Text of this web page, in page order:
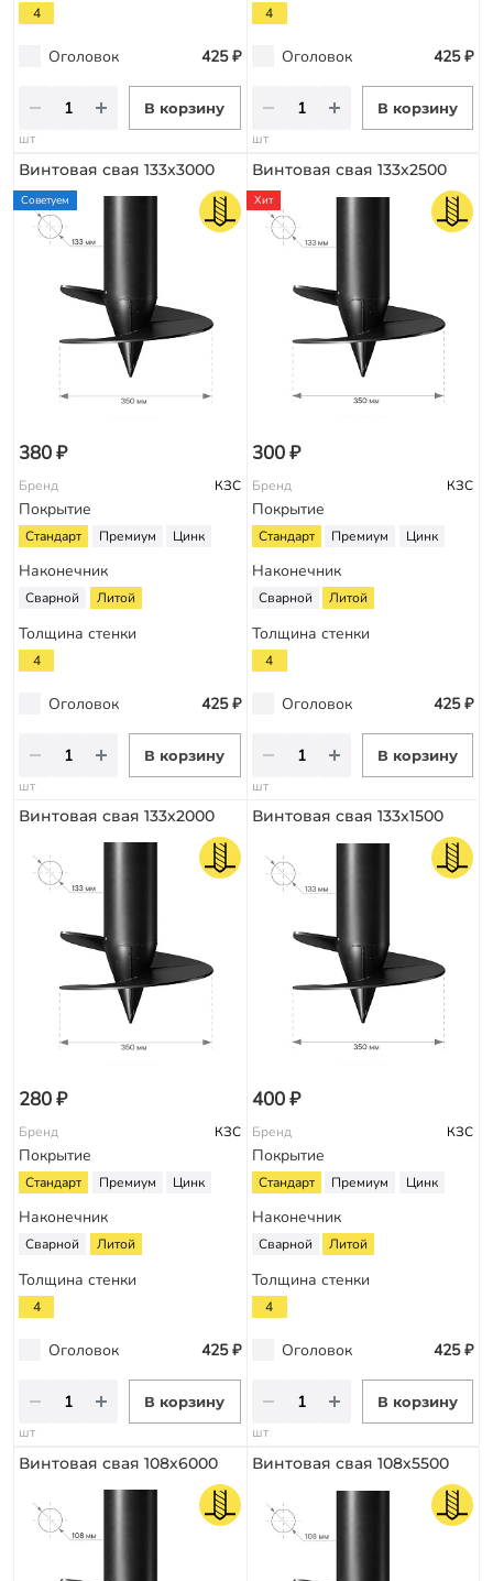
4
Оголовок 425 ₽
В корзину
шт
4
Оголовок 425 ₽
В корзину
шт
Винтовая свая 133х3000
Советуем
380 ₽
Бренд КЗС
Покрытие
Стандарт Премиум Цинк
Наконечник
Сварной Литой
Толщина стенки
4
Оголовок 425 ₽
В корзину
шт
Винтовая свая 133х2500
Хит
300 ₽
Бренд КЗС
Покрытие
Стандарт Премиум Цинк
Наконечник
Сварной Литой
Толщина стенки
4
Оголовок 425 ₽
В корзину
шт
Винтовая свая 133х2000
280 ₽
Бренд КЗС
Покрытие
Стандарт Премиум Цинк
Наконечник
Сварной Литой
Толщина стенки
4
Оголовок 425 ₽
В корзину
шт
Винтовая свая 133х1500
400 ₽
Бренд КЗС
Покрытие
Стандарт Премиум Цинк
Наконечник
Сварной Литой
Толщина стенки
4
Оголовок 425 ₽
В корзину
шт
Винтовая свая 108х6000 Винтовая свая 108х5500